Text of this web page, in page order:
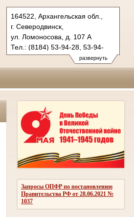
развернуть
164522, Архангельская обл.,
г. Северодвинск,
ул. Ломоносова, д. 107 А
Тел.: (8184) 53-94-28, 53-94-
27 (ф.)
seversud.arh@sudrf.ru
Запросы ОПФР по постановлению
Правительства РФ от 28.06.2021 №
1037